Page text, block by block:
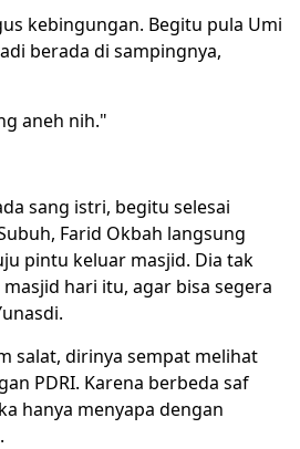
kebingungan. Begitu pula Umi
berada di sampingnya,
aneh nih."
sang istri, begitu selesai
Farid Okbah langsung
pintu keluar masjid. Dia tak
hari itu, agar bisa segera
salat, dirinya sempat melihat
PDRI. Karena berbeda saf
hanya menyapa dengan